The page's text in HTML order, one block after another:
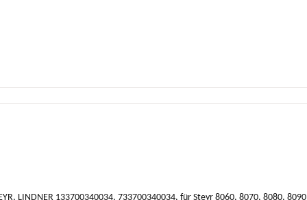
LINDNER 133700340034, 733700340034, für Steyr 8060, 8070, 8080, 8090